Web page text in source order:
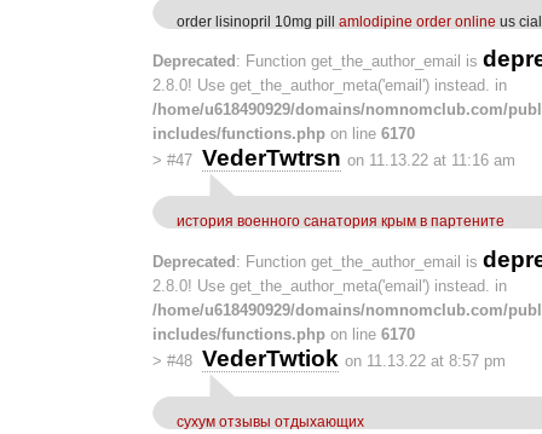
order lisinopril 10mg pill amlodipine order online us
Deprecated : Function get_the_author_email is
2.8.0! Use get_the_author_meta('email') instead. in
/home/u618490929/domains/nomnomclub.com/
includes/functions.php on line 6170
> #47 VederTwtrsn on 11.13.22 at 11:16 am
история военного санатория крым в партените
Deprecated: Function get_the_author_email is
2.8.0! Use get_the_author_meta('email') instead. in
/home/u618490929/domains/nomnomclub.com/
includes/functions.php on line 6170
> #48 VederTwtiok on 11.13.22 at 8:57 pm
сухум отзывы отдыхающих